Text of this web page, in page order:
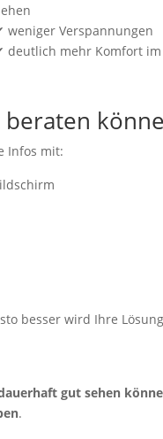
weniger Verspannungen
deutlich mehr Komfort
Infos mit:
besser wird Ihre
gut sehen
.